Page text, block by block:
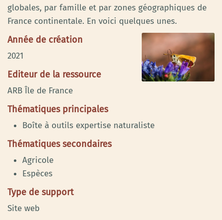
globales, par famille et par zones géographiques de
France continentale. En voici quelques unes.
Année de création
2021
Editeur de la ressource
ARB Île de France
Thématiques principales
Boîte à outils expertise naturaliste
Thématiques secondaires
Agricole
Espèces
Type de support
Site web